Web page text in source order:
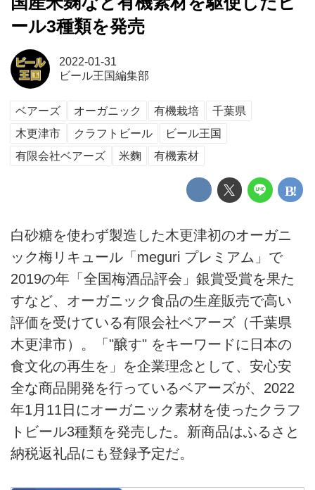
ール3種類を発売
2022-01-31
ビール王国編集部
ベアーズ オーガニック 有機栽培
千葉県
木更津市
クラフトビール
ビール王国
有限会社ベアーズ
米麴 有機素材
白砂糖を使わず製造した木更津初のオーガニ
ック梅リキュール「meguri プレミアム」で
2019の年「全国梅酒品評会」銀賞受賞を果た
すなど、オーガニック食品の生産販売で高い
評価を受けている有限会社ベアーズ（千葉県
木更津市）。「"醸す" をキーワードに日本の
食文化の再生を」を企業理念として、安心安
全な商品開発を行っているベアーズが、2022
年1月11日にオーガニック素材を使ったクラフ
トビール3種類を発売した。新商品はふるさと
納税返礼品にも登録予定だ。